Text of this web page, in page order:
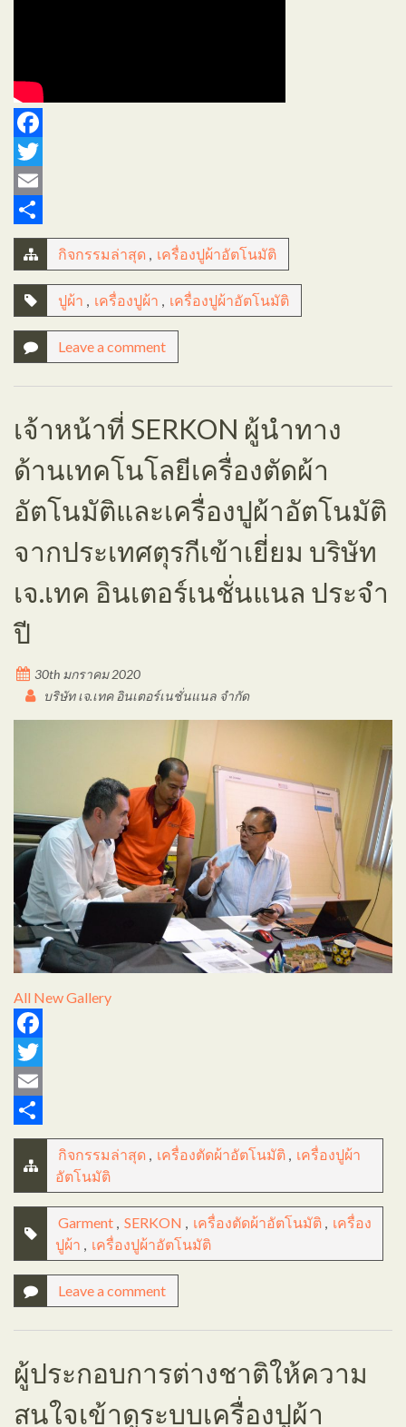
Facebook
Twitter
Email
Share
กิจกรรมล่าสุด , เครื่องปูผ้าอัตโนมัติ
ปูผ้า , เครื่องปูผ้า , เครื่องปูผ้าอัตโนมัติ
Leave a comment
เจ้าหน้าที่ SERKON ผู้นำทาง
ด้านเทคโนโลยีเครื่องตัดผ้า
อัตโนมัติและเครื่องปูผ้าอัตโนมัติ
จากประเทศตุรกีเข้าเยี่ยม บริษัท
เจ.เทค อินเตอร์เนชั่นแนล ประจำ
ปี
30th มกราคม 2020
บริษัท เจ.เทค อินเตอร์เนชั่นแนล จำกัด
All New Gallery
Facebook
Twitter
Email
Share
กิจกรรมล่าสุด
เครื่องตัดผ้าอัตโนมัติ
เครื่องปูผ้า
อัตโนมัติ
Garment SERKON เครื่องตัดผ้าอัตโนมัติ
เครื่อง
ปูผ้า
เครื่องปูผ้าอัตโนมัติ
Leave a comment
ผู้ประกอบการต่างชาติให้ความ
สนใจเข้าดูระบบเครื่องปูผ้า